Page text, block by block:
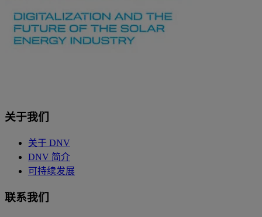
关于我们
关于 DNV
DNV 简介
可持续发展
联系我们